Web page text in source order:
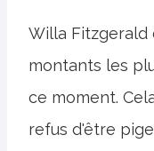
Willa Fitzgerald
montants les
ce moment.
refus d'être